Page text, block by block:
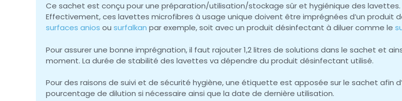
Ce sachet est conçu pour une préparation/utilisation/stockage sûr et hygiénique des lavettes.
Effectivement, ces lavettes microfibres à usage unique doivent être imprégnées d’un produit
surfaces anios ou surfalkan par exemple, soit avec un produit désinfectant à diluer comme le
Pour assurer une bonne imprégnation, il faut rajouter 1,2 litres de solutions dans le sachet et
moment. La durée de stabilité des lavettes va dépendre du produit désinfectant utilisé.
Pour des raisons de suivi et de sécurité hygiène, une étiquette est apposée sur le sachet afin
pourcentage de dilution si nécessaire ainsi que la date de dernière utilisation.